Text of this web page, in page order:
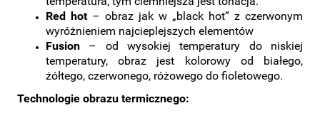
Red hot– obraz jak w „black hot” z czerwonym
wyróżnieniem najcieplejszych elementów
Fusion – od wysokiej temperatury do niskiej
temperatury, obraz jest kolorowy od białego,
żółtego, czerwonego, różowego do fioletowego.
Technologie obrazu termicznego: